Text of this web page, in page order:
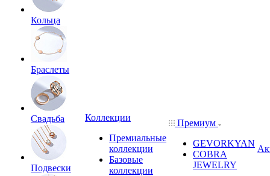
Кольца
Браслеты
Свадьба
Подвески
Коллекции
Премиальные
коллекции
Базовые
коллекции
Премиум
GEVORKYAN
COBRA
JEWELRY